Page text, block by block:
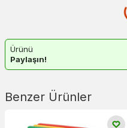
Ürünü
Paylaşın!
Benzer Ürünler